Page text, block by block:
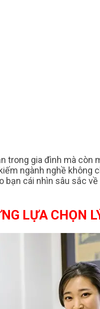
gia đình mà
ngành nghề
cái nhìn sâu sắc
LỰA CHỌN